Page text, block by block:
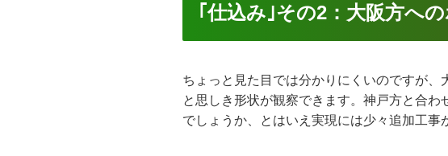
｢仕込み｣その2：大阪方へ
ちょっと見た目では分かりにくいのですが、
と思しき形状が観察できます。神戸方と合わ
でしょうか、とはいえ実現には少々追加工事